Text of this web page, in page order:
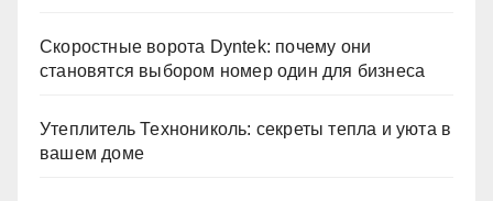
Скоростные ворота Dyntek: почему они
становятся выбором номер один для бизнеса
Утеплитель Технониколь: секреты тепла и уюта в
вашем доме